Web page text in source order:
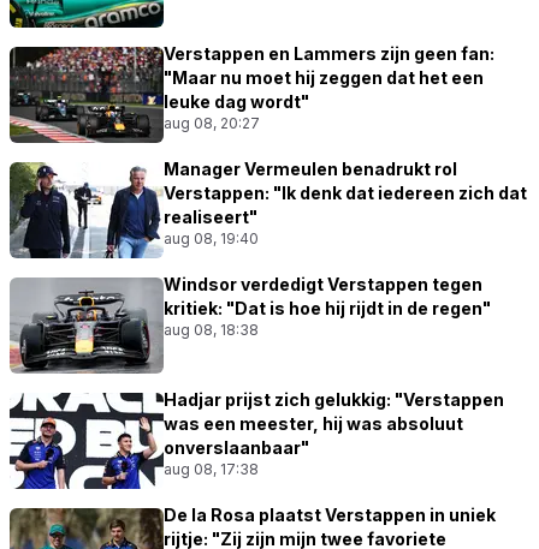
Verstappen en Lammers zijn geen fan:
"Maar nu moet hij zeggen dat het een
leuke dag wordt"
aug 08, 20:27
Manager Vermeulen benadrukt rol
Verstappen: "Ik denk dat iedereen zich dat
realiseert"
aug 08, 19:40
Windsor verdedigt Verstappen tegen
kritiek: "Dat is hoe hij rijdt in de regen"
aug 08, 18:38
Hadjar prijst zich gelukkig: "Verstappen
was een meester, hij was absoluut
onverslaanbaar"
aug 08, 17:38
De la Rosa plaatst Verstappen in uniek
rijtje: "Zij zijn mijn twee favoriete